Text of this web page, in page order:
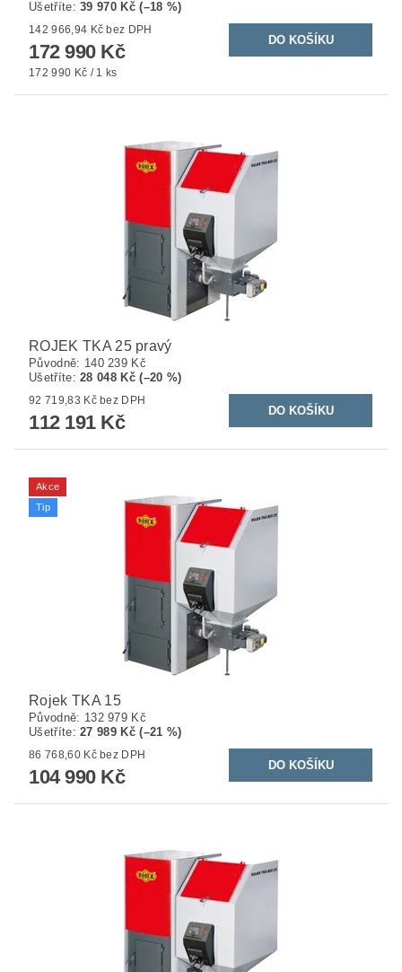
Ušetříte:39 970 Kč (–18 %)
142 966,94 Kč bez DPH
172 990 Kč
172 990 Kč / 1 ks
ROJEK TKA 25 pravý
Původně: 140 239 Kč
Ušetříte:28 048 Kč (–20 %)
92 719,83 Kč bez DPH
112 191 Kč
Akce
Tip
Rojek TKA 15
Původně: 132 979 Kč
Ušetříte:27 989 Kč (–21 %)
86 768,60 Kč bez DPH
104 990 Kč